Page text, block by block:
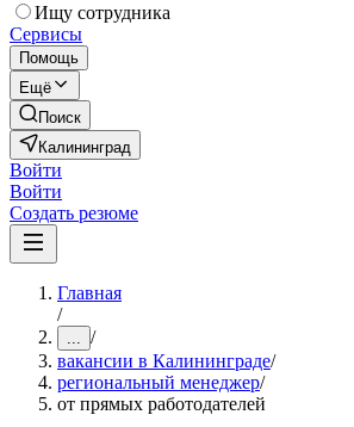
Ищу сотрудника
Сервисы
Помощь
Ещё
Поиск
Калининград
Войти
Войти
Создать резюме
Главная
/
... /
вакансии в Калининграде/
региональный менеджер/
от прямых работодателей